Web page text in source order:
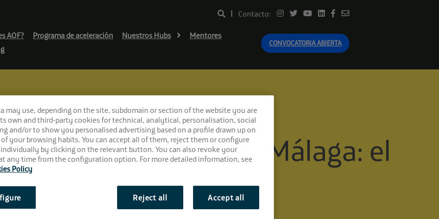
Contacto:
AOF? Programa de aceleración Nuestros Hubs
Mentores
CONVOCATORIA ABIERTA
Málaga: el Reto Farola
emprendimiento en Málaga: el
may use, depending on the site, subdomain or section of the website you are
own and third-party cookies for technical, analytical, personalisation, social
and/or to show you personalised advertising based on a profile drawn up on
your browsing habits. You can accept all of them, reject them or configure
by clicking on the relevant button. You can also revoke your
any time from the configuration option. For more detailed information, see
Policy
Reject all Accept all